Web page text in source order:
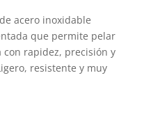
acero inoxidable
que permite pelar
rapidez, precisión y
resistente y muy